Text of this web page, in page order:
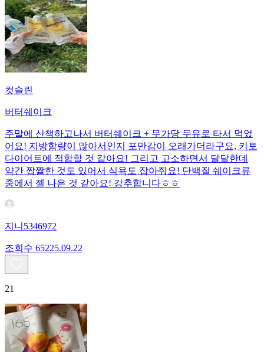
컷슬린
버터쉐이크
주말에 산책하고나서 버터쉐이크 + 무가당 두유로 타서 먹었
어요! 지방함량이 많아서인지 포만감이 오래가더라구요, 키토
다이어트에 적합할 것 같아요! 그리고 고소하면서 달달한데
약간 짭짤한 것도 있어서 식욕도 잡아줘요! 단백질 쉐이크류
중에서 젤 나은 것 같아요! 강추합니다ㅎㅎ
지니5346972
조회수 65225.09.22
21